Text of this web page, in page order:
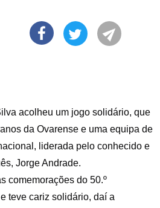
acolheu um jogo solidário, que
da Ovarense e uma equipa de
liderada pelo conhecido e
Jorge Andrade.
comemorações do 50.º
teve cariz solidário, daí a